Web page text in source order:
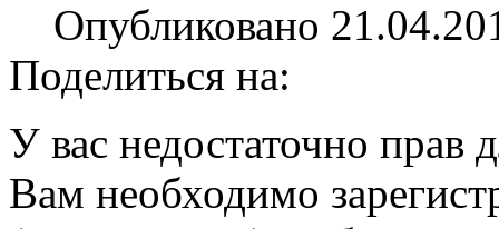
Опубликовано
Поделиться на:
У вас недостаточно прав
Вам необходимо